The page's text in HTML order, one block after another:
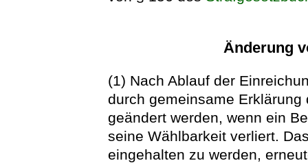
Änderung
(1) Nach Ablauf der
durch gemeinsame
geändert werden, wenn ein
seine Wählbarkeit verliert.
eingehalten zu werden,